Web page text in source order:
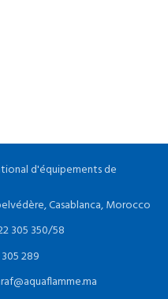
d'équipements de
Casablanca, Morocco
305 350/58
289